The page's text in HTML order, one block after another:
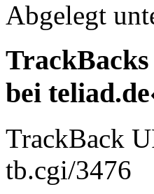
Abgelegt
bei
TrackBack
tb.cgi/3476